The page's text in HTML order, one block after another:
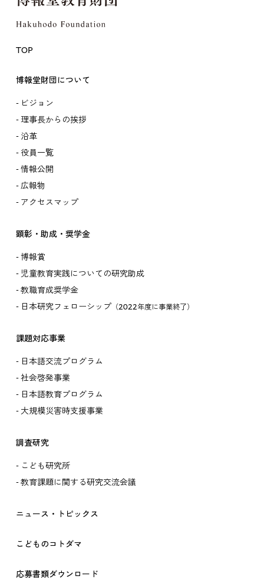
TOP
博報堂財団について
ビジョン
理事長からの挨拶
沿革
役員一覧
情報公開
広報物
アクセスマップ
顕彰・助成・奨学金
博報賞
児童教育実践についての研究助成
教職育成奨学金
日本研究フェローシップ（2022年度に事業終了）
課題対応事業
日本語交流プログラム
社会啓発事業
日本語教育プログラム
大規模災害時支援事業
調査研究
こども研究所
教育課題に関する研究交流会議
ニュース・トピックス
こどものコトダマ
応募書類ダウンロード